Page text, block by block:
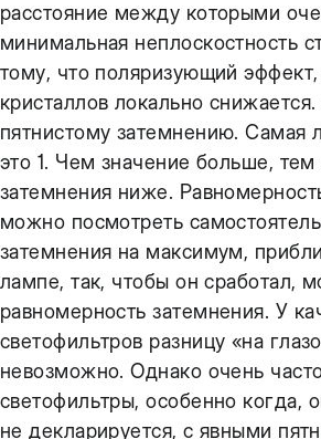
расстояние между которыми
минимальная неплоскостность
тому, что поляризующий
кристаллов локально
пятнистому затемнению. Самая
это 1. Чем значение больше,
затемнения ниже.
можно посмотреть
затемнения на максимум,
лампе, так, чтобы он сработал,
равномерность затемнения. У
светофильтров разницу «на
невозможно. Однако очень
светофильтры, особенно когда,
не декларируется, с явными